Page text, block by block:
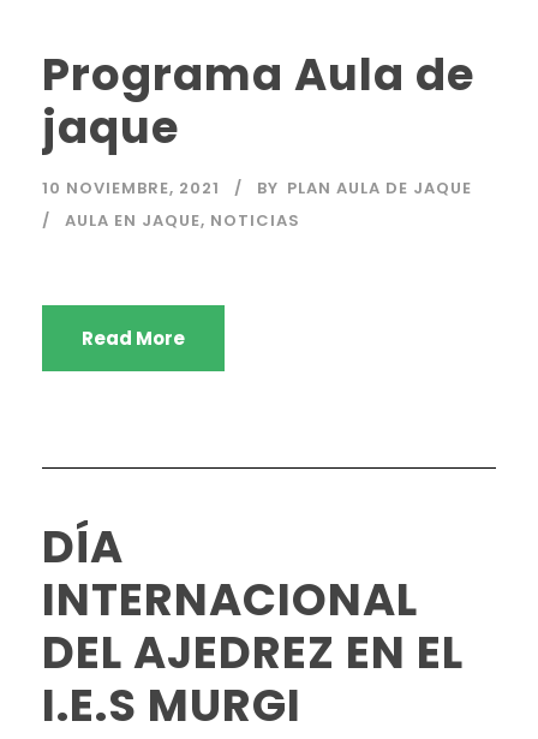
Programa Aula de
jaque
10 NOVIEMBRE, 2021 BY PLAN AULA DE JAQUE
AULA EN JAQUE, NOTICIAS
Read More
DÍA
INTERNACIONAL
DEL AJEDREZ EN EL
I.E.S MURGI